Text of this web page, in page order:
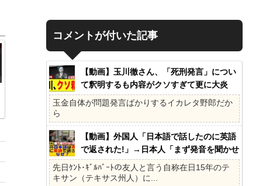
コメントが付いた記事
【動画】玉川徹さん、「死刑発言」につい
て釈明するも内容がクソすぎて更に大炎
上……
玉金自体が問題発言ばかりするイカレタ野郎だか
ら
【動画】外国人「日本語で話したのに英語
で返された!」→日本人「まず発音を聞かせ
ろ」
先日ｹﾝﾄ･ｷﾞﾙﾊﾞｰﾄの友人と言う自称在日15年のテ
キサン（テキサス州人）に...